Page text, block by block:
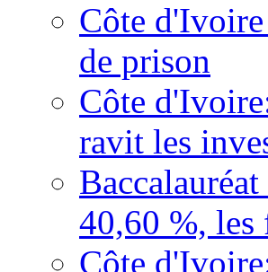
Côte
de prison
Côte
ravit les
40,60 %, les
Côte